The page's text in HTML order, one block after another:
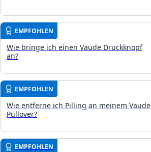
EMPFOHLEN
Wie bringe ich einen Vaude Druckknopf
an?
EMPFOHLEN
Wie entferne ich Pilling an meinem Vaude
Pullover?
EMPFOHLEN